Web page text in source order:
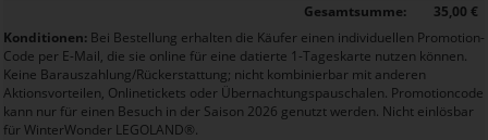
Gesamtsumme:
35,00 €
Konditionen: Bei Bestellung erhalten die Käufer einen individuellen Promotion-
Code per E-Mail, die sie online für eine datierte 1-Tageskarte nutzen können.
Keine Barauszahlung/Rückerstattung; nicht kombinierbar mit anderen
Aktionsvorteilen, Onlinetickets oder Übernachtungspauschalen. Promotioncode
kann nur für einen Besuch in der Saison 2026 genutzt werden. Nicht einlösbar
für WinterWonder LEGOLAND®.